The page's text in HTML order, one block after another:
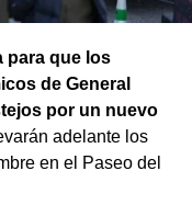
para que los
de General
por un nuevo
adelante los
en el Paseo del